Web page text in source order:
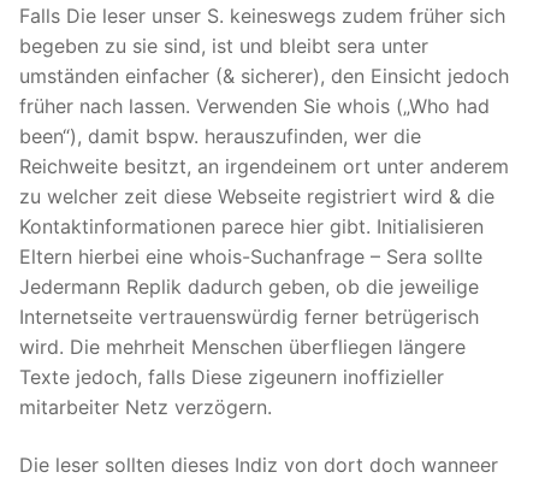
Falls Die leser unser S. keineswegs zudem früher sich
begeben zu sie sind, ist und bleibt sera unter
umständen einfacher (& sicherer), den Einsicht jedoch
früher nach lassen. Verwenden Sie whois („Who had
been“), damit bspw. herauszufinden, wer die
Reichweite besitzt, an irgendeinem ort unter anderem
zu welcher zeit diese Webseite registriert wird & die
Kontaktinformationen parece hier gibt. Initialisieren
Eltern hierbei eine whois-Suchanfrage – Sera sollte
Jedermann Replik dadurch geben, ob die jeweilige
Internetseite vertrauenswürdig ferner betrügerisch
wird. Die mehrheit Menschen überfliegen längere
Texte jedoch, falls Diese zigeunern inoffizieller
mitarbeiter Netz verzögern.
Die leser sollten dieses Indiz von dort doch wanneer